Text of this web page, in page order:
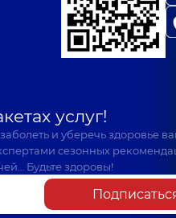
услуг!
и уберечь здоровье
сезонных
Будьте здоровы!